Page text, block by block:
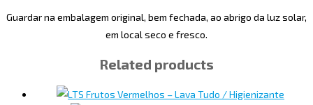
Guardar na embalagem original, bem fechada, ao abrigo da luz solar,
em local seco e fresco.
Related products